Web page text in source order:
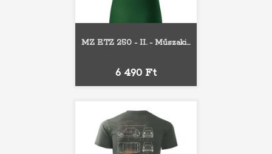
MZ ETZ 250 - II. - Műszaki...
Ár
6 490 Ft